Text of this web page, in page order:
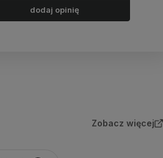
dodaj opinię
Zobacz więcej